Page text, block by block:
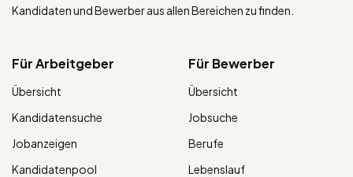
Kandidaten und Bewerber aus allen Bereichen zu finden.
Für Arbeitgeber
Übersicht
Kandidatensuche
Jobanzeigen
Kandidatenpool
Für Bewerber
Übersicht
Jobsuche
Berufe
Lebenslauf